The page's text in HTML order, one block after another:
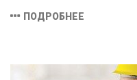
предотвратить ошибки на
ПОДРОБНЕЕ